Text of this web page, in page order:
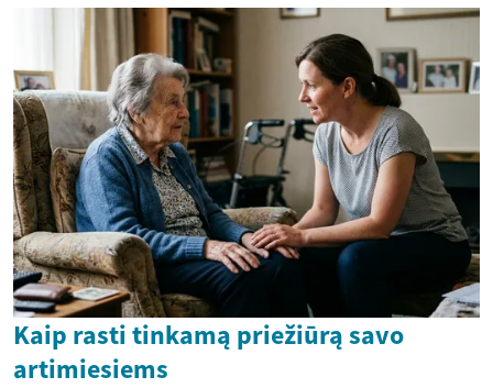
Kaip rasti tinkamą priežiūrą savo
artimiesiems